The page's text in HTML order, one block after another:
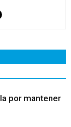
por mantener